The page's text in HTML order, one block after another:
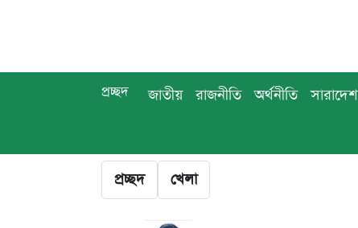
প্রচ্ছদ জাতীয় রাজনীতি অর্থনীতি সারাদেশ
প্রচ্ছদ খেলা